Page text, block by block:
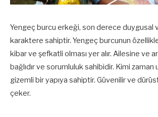
Yengeç burcu erkeği, son derece duygusal
karaktere sahiptir. Yengeç burcunun
kibar ve şefkatli olması yer alır. Ailesine ve
bağlıdır ve sorumluluk sahibidir. Kimi zaman
gizemli bir yapıya sahiptir. Güvenilir ve
çeker.